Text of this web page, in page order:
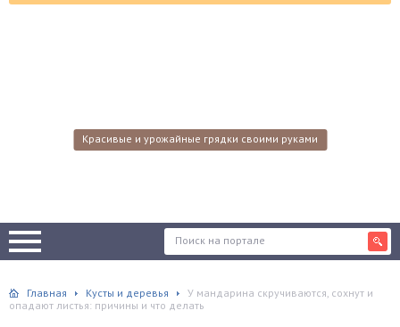
Красивые и урожайные грядки своими руками
Главная Кусты и деревья
У мандарина скручиваются, сохнут и
опадают листья: причины и что делать